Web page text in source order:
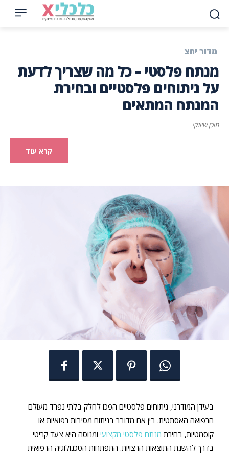
מדור יחצ
מנתח פלסטי – כל מה שצריך לדעת
על ניתוחים פלסטיים ובחירת
המנתח המתאים
תוכן שיווקי
קרא עוד
בעידן המודרני, ניתוחים פלסטיים הפכו לחלק בלתי נפרד מעולם
הרפואה האסתטית. בין אם מדובר בניתוח מסיבות רפואיות או
קוסמטיות, בחירת מנתח פלסטי מקצועי ומנוסה היא צעד קריטי
בדרך להשגת התוצאות הרצויות. התפתחות הטכנולוגיה הרפואית